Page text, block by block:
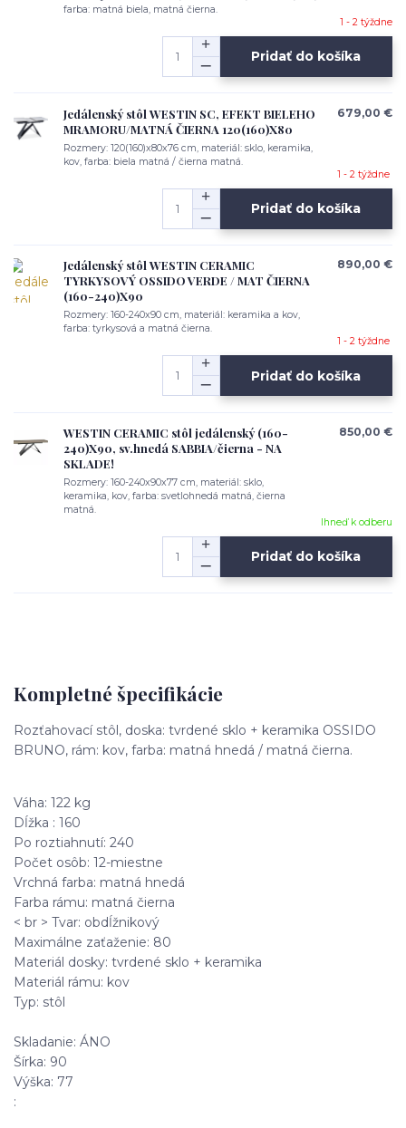
farba: matná biela, matná čierna.
1 - 2 týždne
Pridať do košíka
Jedálenský stôl WESTIN SC, EFEKT BIELEHO
MRAMORU/MATNÁ ČIERNA 120(160)X80
Rozmery: 120(160)x80x76 cm, materiál: sklo, keramika,
kov, farba: biela matná / čierna matná.
679,00 €
1 - 2 týždne
Pridať do košíka
Jedálenský stôl WESTIN CERAMIC
TYRKYSOVÝ OSSIDO VERDE / MAT ČIERNA
(160-240)X90
Rozmery: 160-240x90 cm, materiál: keramika a kov,
farba: tyrkysová a matná čierna.
890,00 €
1 - 2 týždne
Pridať do košíka
WESTIN CERAMIC stôl jedálenský (160-
240)X90, sv.hnedá SABBIA/čierna - NA
SKLADE!
Rozmery: 160-240x90x77 cm, materiál: sklo,
keramika, kov, farba: svetlohnedá matná, čierna
matná.
850,00 €
Ihneď k odberu
Pridať do košíka
Kompletné špecifikácie
Rozťahovací stôl, doska: tvrdené sklo + keramika OSSIDO
BRUNO, rám: kov, farba: matná hnedá / matná čierna.
Váha: 122 kg
Dĺžka : 160
Po roztiahnutí: 240
Počet osôb: 12-miestne
Vrchná farba: matná hnedá
Farba rámu: matná čierna
< br > Tvar: obdĺžnikový
Maximálne zaťaženie: 80
Materiál dosky: tvrdené sklo + keramika
Materiál rámu: kov
Typ: stôl
Skladanie: ÁNO
Šírka: 90
Výška: 77
: